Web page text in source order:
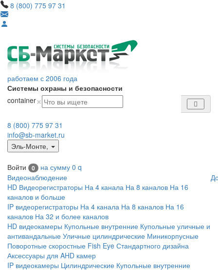
8 (800) 775 97 31
работаем с 2006 года
Системы охраны и безопасности
container×
8 (800) 775 97 31
info@sb-market.ru
Эль-Монте,
Войти 0 на сумму 0 q
Видеонаблюдение
HD Видеорегистраторы На 4 канала На 8 каналов На 16
каналов и больше
IP видеорегистраторы На 4 канала На 8 каналов На 16
каналов На 32 и более каналов
HD видеокамеры Купольные внутренние Купольные уличные и
антивандальные Уличные цилиндрические Миникорпусные
Поворотные скоростные Fish Eye Стандартного дизайна
Аксессуары для AHD камер
IP видеокамеры Цилиндрические Купольные внутренние